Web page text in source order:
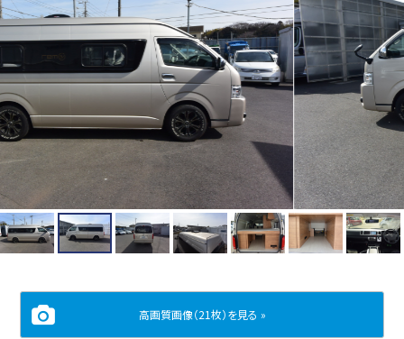
イベント
高画質画像（21枚）を見る »